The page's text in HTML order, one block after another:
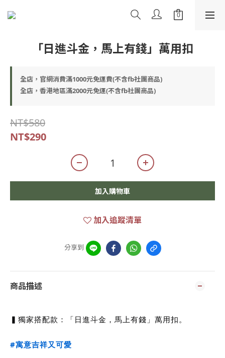
「日進斗金，馬上有錢」萬用扣
全店，官網消費滿1000元免運費(不含fb社團商品)
全店，香港地區滿2000元免運(不含fb社團商品)
NT$580
NT$290
加入購物車
加入追蹤清單
分享到
商品描述
▍獨家搭配款：「日進斗金，馬上有錢」萬用扣。
#寓意吉祥又可愛